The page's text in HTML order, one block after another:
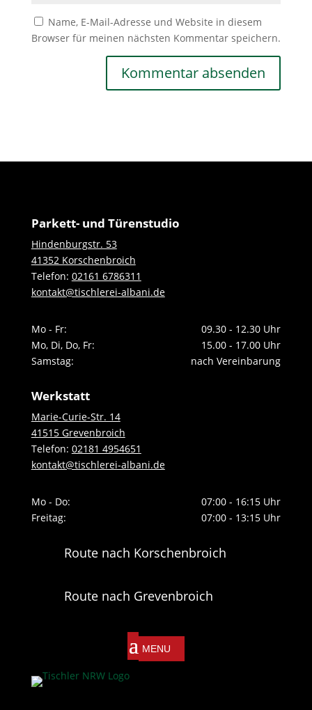
Name, E-Mail-Adresse und Website in diesem
Browser für meinen nächsten Kommentar speichern.
Parkett- und Türenstudio
Hindenburgstr. 53
41352 Korschenbroich
Telefon: 02161 6786311
kontakt@tischlerei-albani.de
Mo - Fr:
09.30 - 12.30 Uhr
Mo, Di, Do, Fr:
15.00 - 17.00 Uhr
Samstag:
nach Vereinbarung
Werkstatt
Marie-Curie-Str. 14
41515 Grevenbroich
Telefon: 02181 4954651
kontakt@tischlerei-albani.de
Mo - Do:
07:00 - 16:15 Uhr
Freitag:
07:00 - 13:15 Uhr
Route nach Korschenbroich
Route nach Grevenbroich